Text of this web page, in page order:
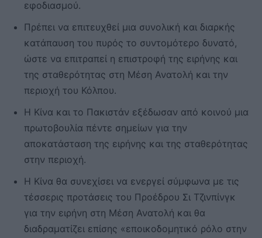
εφοδιασμού.
Πρέπει να επιτευχθεί μια συνολική και διαρκής
κατάπαυση του πυρός το συντομότερο δυνατό,
ώστε να επιτραπεί η επιστροφή της ειρήνης και
της σταθερότητας στη Μέση Ανατολή και την
περιοχή του Κόλπου.
Η Κίνα και το Πακιστάν εξέδωσαν από κοινού μια
πρωτοβουλία πέντε σημείων για την
αποκατάσταση της ειρήνης και της σταθερότητας
στην περιοχή.
Η Κίνα θα συνεχίσει να ενεργεί σύμφωνα με τις
τέσσερις προτάσεις του Προέδρου Σι Τζινπίνγκ
για την ειρήνη στη Μέση Ανατολή και θα
διαδραματίζει επίσης «εποικοδομητικό ρόλο στην